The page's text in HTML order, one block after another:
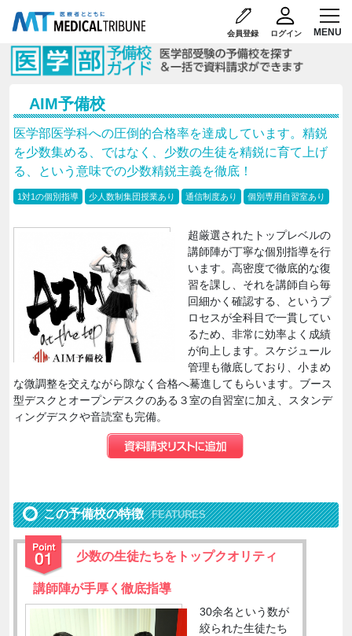
会員登録 ログイン
AIM予備校
医学部医学科への圧倒的合格率を達成しています。精鋭
を少数集める、ではなく、少数の生徒を精鋭に育て上げ
る、という意味での少数精鋭主義を徹底！
1対1の個別指導 少人数制集団授業あり 通信制度あり 個別専用自習室あり
超厳選されたトップレベルの
講師陣が丁寧な個別指導を行
います。高密度で徹底的な復
習を課し、それを講師自ら毎
回細かく確認する、というプ
ロセスが全科目で一貫してい
るため、非常に効率よく成績
が向上します。スケジュール
管理も徹底しており、小まめ
な微調整を交えながら隙なく合格へ驀進してもらいます。ブース
型デスクとオープンデスクのある３室の自習室に加え、スタンデ
ィングデスクや音読室も完備。
この予備校の特徴 FEATURES
少数の生徒たちをトップクオリティ
講師陣が手厚く徹底指導
30余名という数が
絞られた生徒たち